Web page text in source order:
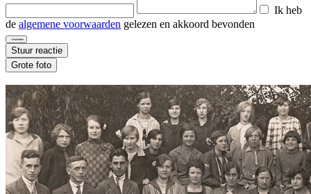
Ik heb
de algemene voorwaarden gelezen en akkoord bevonden